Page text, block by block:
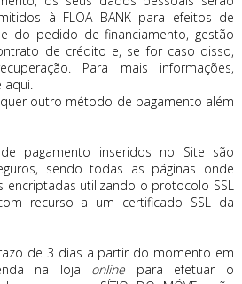
à FLOA BANK para efeitos de
do pedido de financiamento, gestão
de crédito e, se for caso disso,
Para mais informações,
aqui.
outro método de pagamento além
pagamento inseridos no Site são
sendo todas as páginas onde
utilizando o protocolo SSL
recurso a um certificado SSL da
de 3 dias a partir do momento em
na loja online para efetuar o